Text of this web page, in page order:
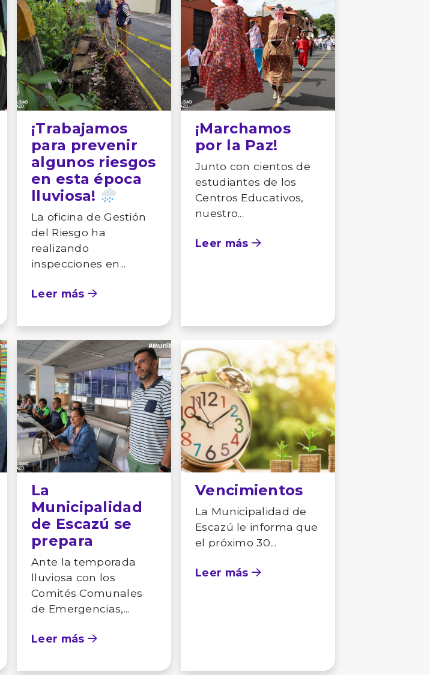
¡Trabajamos
para prevenir
algunos riesgos
en esta época
lluviosa!
La oficina de Gestión
del Riesgo ha
realizando
inspecciones en...
Leer más
¡Marchamos
por la Paz!
Junto con cientos de
estudiantes de los
Centros Educativos,
nuestro...
Leer más
La
Municipalidad
de Escazú se
prepara
Ante la temporada
lluviosa con los
Comités Comunales
de Emergencias,...
Leer más
Vencimientos
La Municipalidad de
Escazú le informa que
el próximo 30...
Leer más